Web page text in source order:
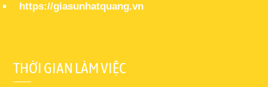
https://giasunhatquang.vn
THỜI GIAN LÀM VIỆC